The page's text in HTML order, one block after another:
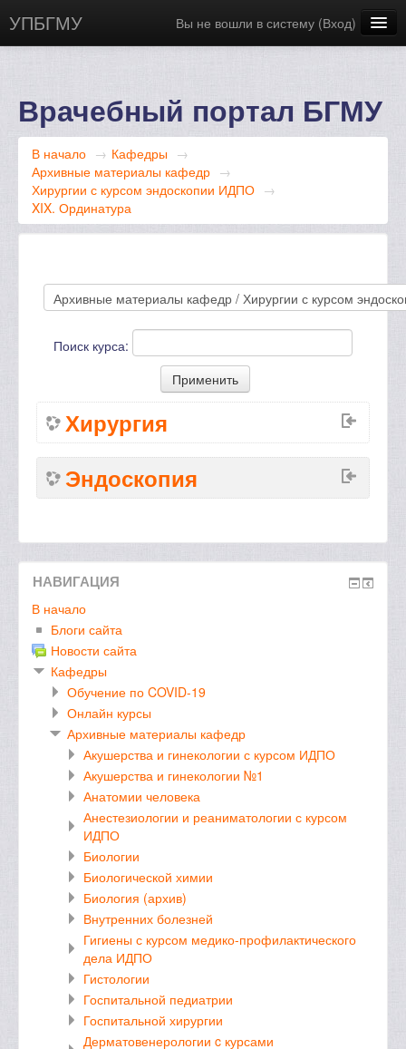
УПБГМУ Вы не вошли в систему (Вход)
Русский ‎(ru)‎
Врачебный портал БГМУ
В начало → Кафедры →
Архивные материалы кафедр →
Хирургии с курсом эндоскопии ИДПО →
XIX. Ординатура
Поиск курса:
Хирургия
Эндоскопия
НАВИГАЦИЯ
В начало
Блоги сайта
Новости сайта
Кафедры
Обучение по COVID-19
Онлайн курсы
Архивные материалы кафедр
Акушерства и гинекологии с курсом ИДПО
Акушерства и гинекологии №1
Анатомии человека
Анестезиологии и реаниматологии с курсом
ИДПО
Биологии
Биологической химии
Биология (архив)
Внутренних болезней
Гигиены с курсом медико-профилактического
дела ИДПО
Гистологии
Госпитальной педиатрии
Госпитальной хирургии
Дерматовенерологии c курсами